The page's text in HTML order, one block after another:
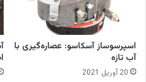
ا
ی
ا
اسپرسوساز آسکاسو: عصاره‌گیری با
آب تازه
20 آوریل 2021